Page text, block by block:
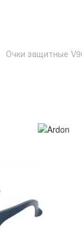
Очки защитные